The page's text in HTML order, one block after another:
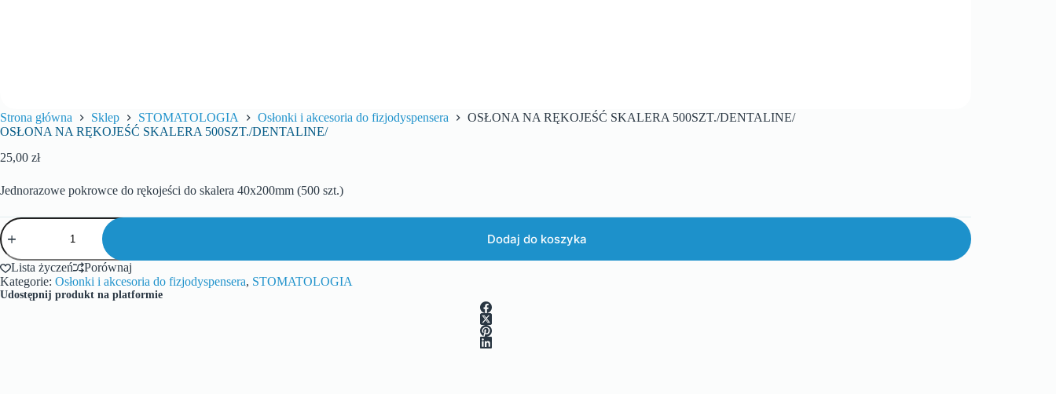
Strona główna Sklep STOMATOLOGIA Osłonki i akcesoria do fizjodyspensera
OSŁONA NA RĘKOJEŚĆ SKALERA 500SZT./DENTALINE/
OSŁONA NA RĘKOJEŚĆ SKALERA 500SZT./DENTALINE/
25,00 zł
Jednorazowe pokrowce do rękojeści do skalera 40x200mm (500 szt.)
Dodaj do koszyka
Lista życzeń
Porównaj
Kategorie: Osłonki i akcesoria do fizjodyspensera, STOMATOLOGIA
Udostępnij produkt na platformie